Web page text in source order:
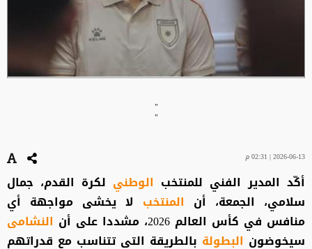
"
"
2026-06-13 | 02:31 م
أكّد المدير الفني للمنتخب الوطني لكرة القدم، جمال
سلامي، الجمعة، أن المنتخب لا يخشى مواجهة أي
منافس في كأس العالم 2026، مشددا على أن
النشامى
سيخوضون البطولة بالطريقة التي تتناسب مع قدراتهم